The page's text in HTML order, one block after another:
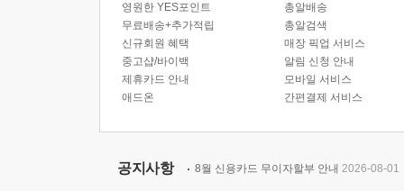
영원한 YES포인트
무료배송+추가적립
신규회원 혜택
중고샵/바이백
제휴카드 안내
애드온
총알배송
총알검색
매장 픽업 서비스
알림 신청 안내
모바일 서비스
간편결제 서비스
공지사항 8월 신용카드 무이자할부 안내 2026-08-01